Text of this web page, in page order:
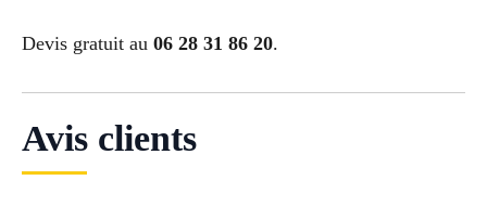
Devis gratuit au 06 28 31 86 20.
Avis clients